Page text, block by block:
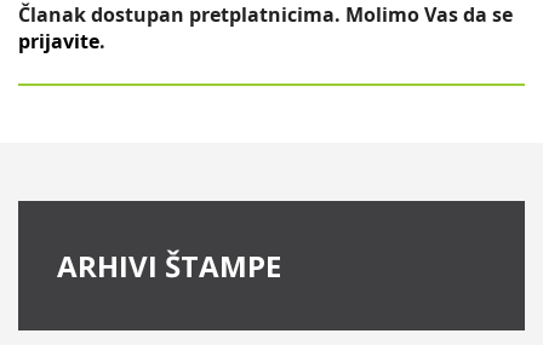
Članak dostupan pretplatnicima. Molimo Vas da se
prijavite.
ARHIVI ŠTAMPE